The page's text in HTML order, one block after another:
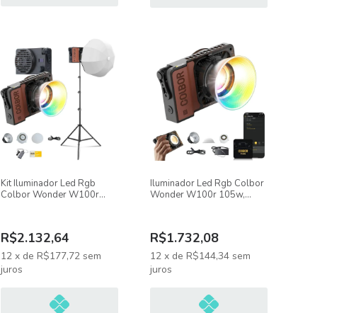
Kit Iluminador Led Rgb
Colbor Wonder W100r
R$2.132,64
12 x de R$177,72 sem
juros
Iluminador Led Rgb Colbor
Wonder W100r 105w,
R$1.732,08
12 x de R$144,34 sem
juros